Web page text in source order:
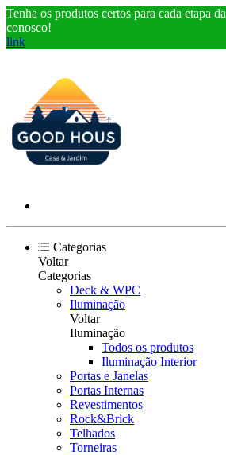
Tenha os produtos certos para cada etapa
conosco!
link
Categorias
Voltar
Categorias
Deck & WPC
Iluminação
Voltar
Iluminação
Todos os produtos
Iluminação Interior
Portas e Janelas
Portas Internas
Revestimentos
Rock&Brick
Telhados
Torneiras